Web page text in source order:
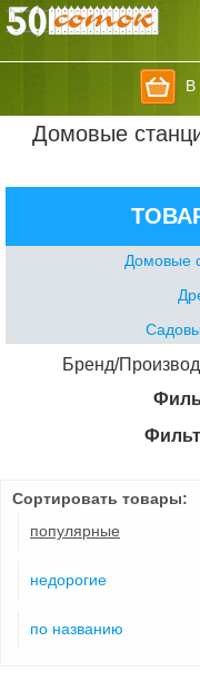
В
Домовые
Домовые
Бренд/
Сортировать товары:
популярные
недорогие
по названию